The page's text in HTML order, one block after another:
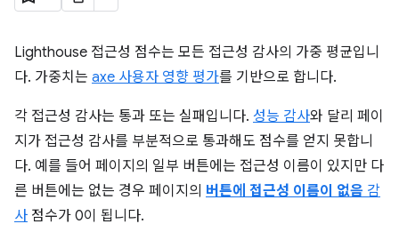
Lighthouse 접근성 점수는 모든 접근성 감사의 가중 평균입니
다. 가중치는 axe 사용자 영향 평가를 기반으로 합니다.
각 접근성 감사는 통과 또는 실패입니다. 성능 감사와 달리 페이
지가 접근성 감사를 부분적으로 통과해도 점수를 얻지 못합니
다. 예를 들어 페이지의 일부 버튼에는 접근성 이름이 있지만 다
른 버튼에는 없는 경우 페이지의 버튼에 접근성 이름이 없음 감
사 점수가 0이 됩니다.